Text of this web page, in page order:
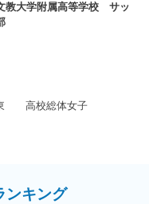
高校総体女子
教大学附属高等学校 サッ
ンキング